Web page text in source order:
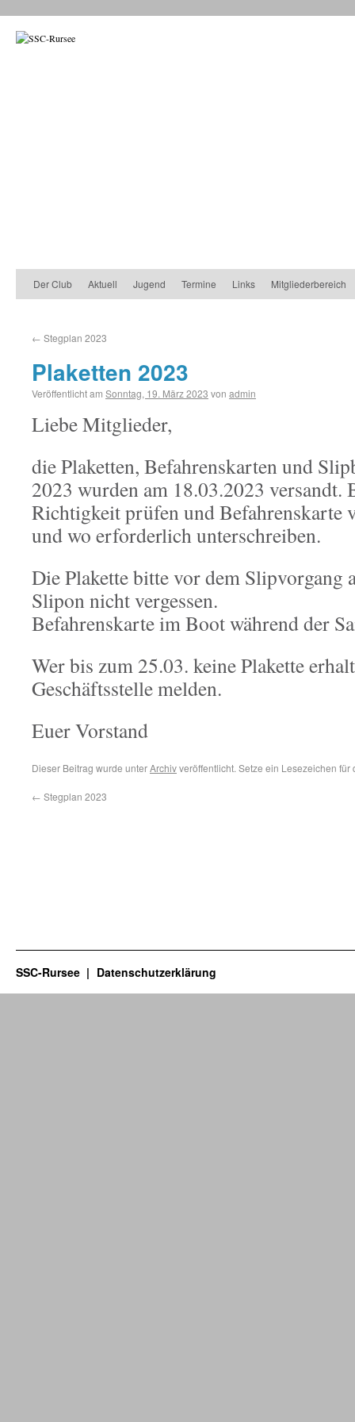
Der Club Aktuell Jugend Termine Links Mitgliederbereich
← Stegplan 2023
Plaketten 2023
Veröffentlicht am Sonntag, 19. März 2023 von admin
Liebe Mitglieder,
die Plaketten, Befahrenskarten und
2023 wurden am 18.03.2023 versandt.
Richtigkeit prüfen und Befahrenskarte
und wo erforderlich unterschreiben.
Die Plakette bitte vor dem Slipvorgang
Slipon nicht vergessen.
Befahrenskarte im Boot während der
Wer bis zum 25.03. keine Plakette
Geschäftsstelle melden.
Euer Vorstand
Dieser Beitrag wurde unterArchivveröffentlicht. Setze ein Lesezeichen für
← Stegplan 2023
SSC-Rursee Datenschutzerklärung